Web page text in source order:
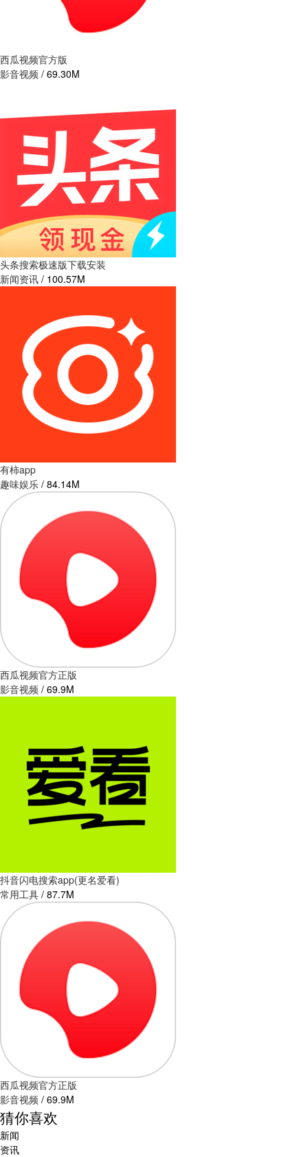
西瓜视频官方版
影音视频 / 69.30M
头条搜索极速版下载安装
新闻资讯 / 100.57M
有柿app
趣味娱乐 / 84.14M
西瓜视频官方正版
影音视频 / 69.9M
抖音闪电搜索app(更名爱看)
常用工具 / 87.7M
西瓜视频官方正版
影音视频 / 69.9M
猜你喜欢
新闻
资讯